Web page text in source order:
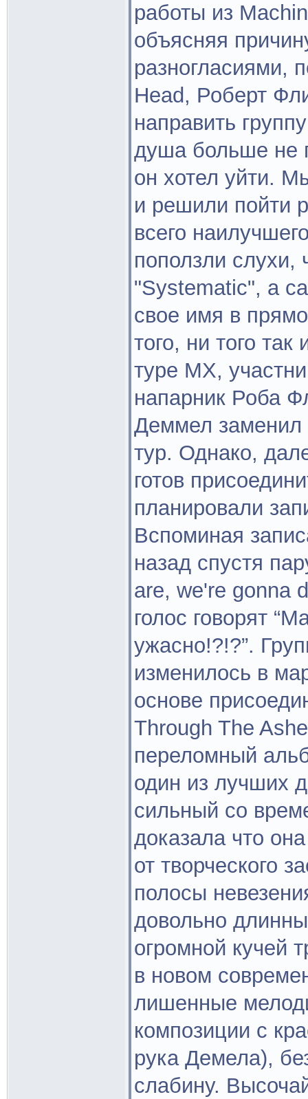
работы из
объясняя
разногласиями,
Head, Роберт
направить
душа больше не
он хотел уйти.
и решили пойти
всего
поползли слухи,
"Systematic", а
свое имя в
того, ни того
туре МХ,
напарник Роба
Деммел заменил
тур. Однако,
готов
планировали
Вспоминая
назад спустя
are, we're gonna
голос говорят
ужасно!?!?”.
изменилось в
основе
Through The
переломный
один из лучших
сильный со
доказала что
от творческого
полосы
довольно
огромной кучей
в новом
лишенные
композиции с
рука Демела),
слабину.